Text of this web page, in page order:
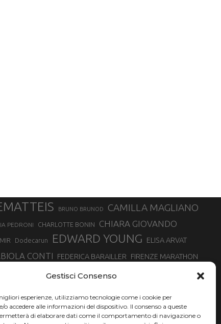
Gestisci Consenso
esperienze, utilizziamo tecnologie come i cookie per
o accedere alle informazioni del dispositivo. Il consenso a queste
di elaborare dati come il comportamento di navigazione o
BRUNO BRUNOD CAMILLA MAGLIANO
PEDRONI CHARLOTTE BONIN CHIARA GIOVANDO
Dodecarun EDWARD YOUNG ELISA ARVAT
CONTI FEDERICA BARAILLER FIRENZE MARATHON
GIOVANNA EPIS GIULIANO CAVALLO
TORINO MARATONINA MARCELLA BELLETTI MARCO OLMO
MONVISO VERTICAL RACE NADIA BATTOCLETTI